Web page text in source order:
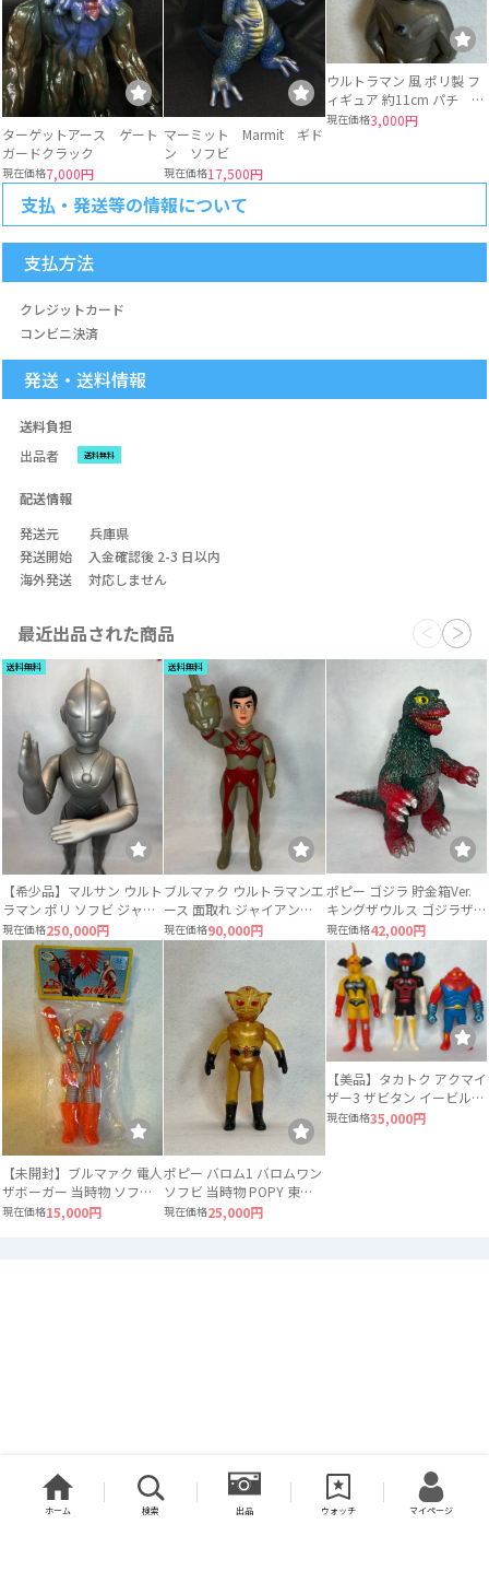
ターゲットアース ゲート
ガードクラック
現在価格7,000円
マーミット Marmit ギド
ン ソフビ
現在価格17,500円
ウルトラマン 風 ポリ製 フ
ィギュア 約11cm パチ 無
版権
現在価格3,000円
支払・発送等の情報について
支払方法
クレジットカード
コンビニ決済
発送・送料情報
送料負担
出品者
送料無料
配送情報
発送元
兵庫県
発送開始
入金確認後 2-3 日以内
海外発送
対応しません
最近出品された商品
送料無料
【希少品】マルサン ウルト
ラマン ポリ ソフビ ジャイ
アントサイズ 当時物 約
49〜50cm
現在価格250,000円
送料無料
ブルマァク ウルトラマンエ
ース 面取れ ジャイアント
サイズ ソフビ
現在価格90,000円
ポピー ゴジラ 貯金箱Ver.
キングザウルス ゴジラザウ
ルス 当時物
現在価格42,000円
【未開封】ブルマァク 電人
ザボーガー 当時物 ソフビ
ロボット
現在価格15,000円
ポピー バロム1 バロムワン
ソフビ 当時物 POPY 東映
スケルトン
現在価格25,000円
【美品】タカトク アクマイ
ザー3 ザビタン イービル
ガブラ 3体セット ソフビ
現在価格35,000円
ホーム 検索 出品 ウォッチ マイページ